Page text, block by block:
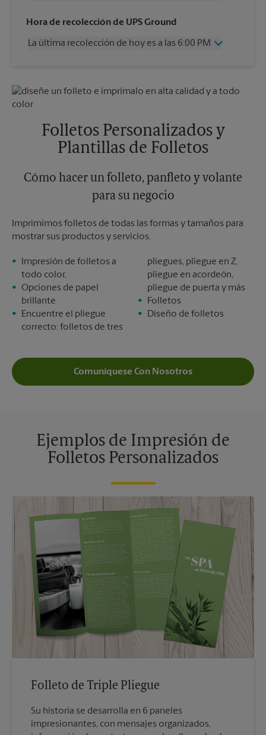
Miércoles
6:00 PM
Viernes
6:00 PM
6:00 PM
Hora de recolección de UPS Ground
La última recolección de hoy es a las 6:00 PM
Viernes
6:00 PM
Sábado
Lunes
6:00 PM
6:00 PM
Folletos Personalizados y
Plantillas de Folletos
Cómo hacer un folleto, panfleto y volante
para su negocio
Imprimimos folletos de todas las formas y tamaños para
mostrar sus productos y servicios.
Impresión de folletos a
todo color,
Opciones de papel
brillante
Encuentre el pliegue
correcto: folletos de tres
pliegues, pliegue en Z,
pliegue en acordeón,
pliegue de puerta y más
Folletos
Diseño de folletos
Comuníquese Con Nosotros
Ejemplos de Impresión de
Folletos Personalizados
Folleto de Triple Pliegue
Su historia se desarrolla en 6 paneles
impresionantes, con mensajes organizados,